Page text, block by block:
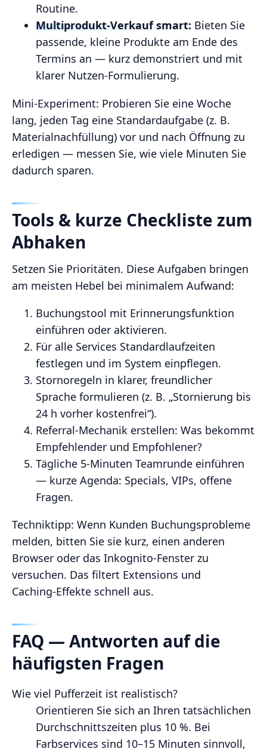
Routine.
Multiprodukt‑Verkauf smart: Bieten Sie
passende, kleine Produkte am Ende des
Termins an — kurz demonstriert und mit
klarer Nutzen‑Formulierung.
Mini‑Experiment: Probieren Sie eine Woche
lang, jeden Tag eine Standardaufgabe (z. B.
Materialnachfüllung) vor und nach Öffnung zu
erledigen — messen Sie, wie viele Minuten Sie
dadurch sparen.
Tools & kurze Checkliste zum
Abhaken
Setzen Sie Prioritäten. Diese Aufgaben bringen
am meisten Hebel bei minimalem Aufwand:
Buchungstool mit Erinnerungsfunktion
einführen oder aktivieren.
Für alle Services Standardlaufzeiten
festlegen und im System einpflegen.
Stornoregeln in klarer, freundlicher
Sprache formulieren (z. B. „Stornierung bis
24 h vorher kostenfrei“).
Referral‑Mechanik erstellen: Was bekommt
Empfehlender und Empfohlener?
Tägliche 5‑Minuten Teamrunde einführen
— kurze Agenda: Specials, VIPs, offene
Fragen.
Techniktipp: Wenn Kunden Buchungsprobleme
melden, bitten Sie sie kurz, einen anderen
Browser oder das Inkognito‑Fenster zu
versuchen. Das filtert Extensions und
Caching‑Effekte schnell aus.
FAQ — Antworten auf die
häufigsten Fragen
Wie viel Pufferzeit ist realistisch?
Orientieren Sie sich an Ihren tatsächlichen
Durchschnittszeiten plus 10 %. Bei
Farbservices sind 10–15 Minuten sinnvoll,